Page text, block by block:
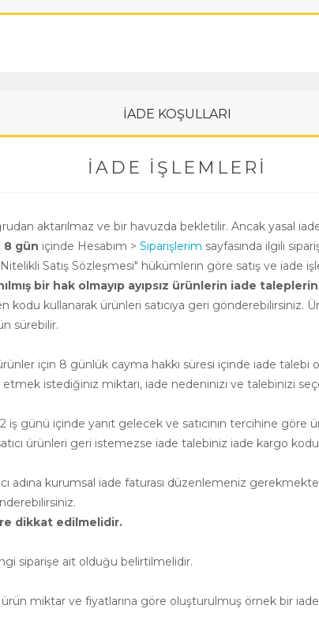
İADE KOŞULLARI
İADE İŞLEMLERI
aktarılmaz ve bir havuzda bekletilir. Ancak yasal
8 gün içinde Hesabım > Siparişlerim sayfasında ilgili
Satış Sözleşmesi" hükümlerin göre satış ve iade
bir hak olmayıp ayıpsız ürünlerin iade
kullanarak ürünleri satıcıya geri gönderebilirsiniz.
sürebilir.
için 8 günlük cayma hakkı süresi içinde iade
istediğiniz miktarı, iade nedeninizi ve talebinizi
günü içinde yanıt gelecek ve satıcının tercihine
ürünleri geri istemezse iade talebiniz iade kargo
adına kurumsal iade faturası düzenlemeniz
dikkat edilmelidir.
siparişe ait olduğu belirtilmelidir.
miktar ve fiyatlarına göre oluşturulmuş örnek bir